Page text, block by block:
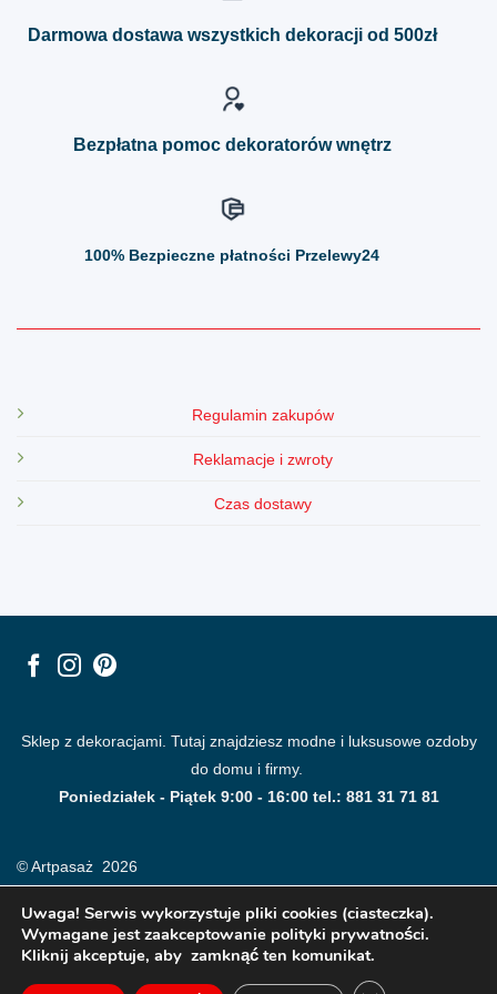
Darmowa dostawa wszystkich dekoracji od 500zł
Bezpłatna pomoc dekoratorów wnętrz
100% Bezpieczne płatności Przelewy24
Regulamin zakupów
Reklamacje i zwroty
Czas dostawy
Sklep z dekoracjami. Tutaj znajdziesz modne i luksusowe ozdoby
do domu i firmy.
Poniedziałek - Piątek 9:00 - 16:00 tel.: 881 31 71 81
© Artpasaż 2026
Uwaga! Serwis wykorzystuje pliki cookies (ciasteczka).
Wymagane jest zaakceptowanie polityki prywatności.
Kliknij akceptuje, aby zamknąć ten komunikat.